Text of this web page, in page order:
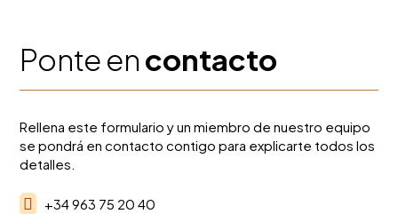
Ponte encontacto
Rellena este formulario y un miembro de nuestro equipo
se pondrá en contacto contigo para explicarte todos los
detalles.
 +34 963 75 20 40